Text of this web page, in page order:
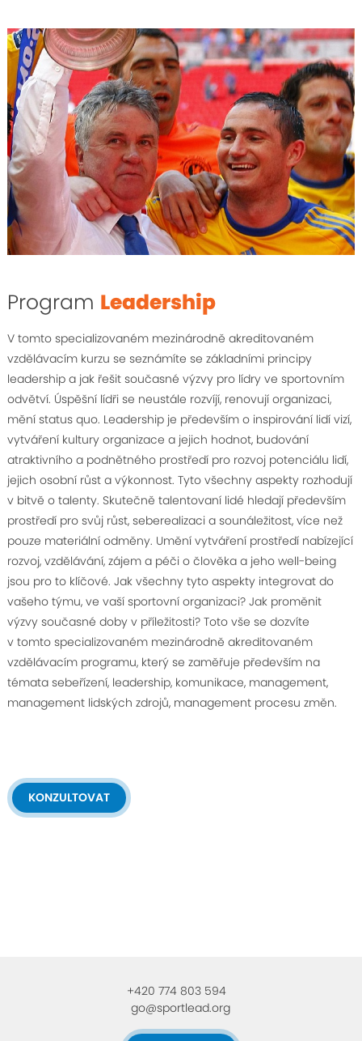
Program Leadership
V tomto specializovaném mezinárodně akreditovaném
vzdělávacím kurzu se seznámíte se základními principy
leadership a jak řešit současné výzvy pro lídry ve sportovním
odvětví. Úspěšní lídři se neustále rozvíjí, renovují organizaci,
mění status quo. Leadership je především o inspirování lidí vizí,
vytváření kultury organizace a jejich hodnot, budování
atraktivního a podnětného prostředí pro rozvoj potenciálu lidí,
jejich osobní růst a výkonnost. Tyto všechny aspekty rozhodují
v bitvě o talenty. Skutečně talentovaní lidé hledají především
prostředí pro svůj růst, seberealizaci a sounáležitost, více než
pouze materiální odměny. Umění vytváření prostředí nabízející
rozvoj, vzdělávání, zájem a péči o člověka a jeho well-being
jsou pro to klíčové. Jak všechny tyto aspekty integrovat do
vašeho týmu, ve vaší sportovní organizaci? Jak proměnit
výzvy současné doby v příležitosti? Toto vše se dozvíte
v tomto specializovaném mezinárodně akreditovaném
vzdělávacím programu, který se zaměřuje především na
témata sebeřízení, leadership, komunikace, management,
management lidských zdrojů, management procesu změn.
KONZULTOVAT
+420 774 803 594
go@sportlead.org